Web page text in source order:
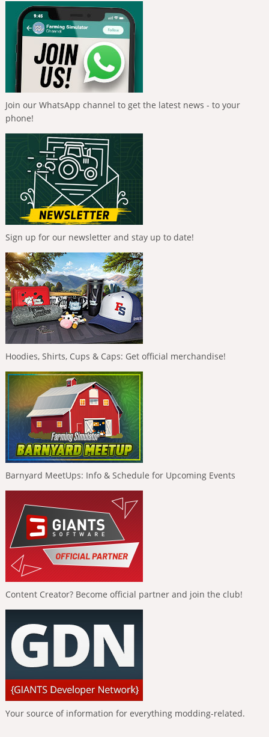
Join our WhatsApp channel to get the latest news - to your
phone!
Sign up for our newsletter and stay up to date!
Hoodies, Shirts, Cups & Caps: Get official merchandise!
Barnyard MeetUps: Info & Schedule for Upcoming Events
Content Creator? Become official partner and join the club!
Your source of information for everything modding-related.